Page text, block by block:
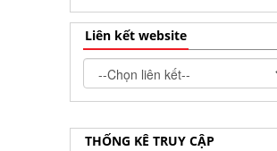
Liên kết website
THỐNG KÊ TRUY CẬP